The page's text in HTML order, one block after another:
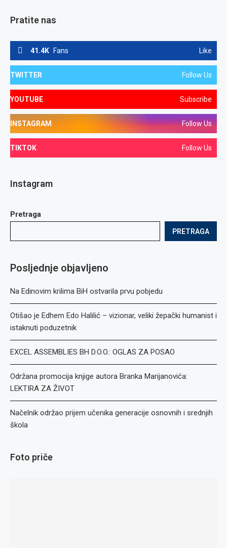
Pratite nas
41.4K Fans Like
TWITTER Follow Us
YOUTUBE Subscribe
INSTAGRAM Follow Us
TIKTOK Follow Us
Instagram
Pretraga
PRETRAGA
Posljednje objavljeno
Na Edinovim krilima BiH ostvarila prvu pobjedu
Otišao je Edhem Edo Halilić – vizionar, veliki žepački humanist i
istaknuti poduzetnik
EXCEL ASSEMBLIES BH D.O.O.: OGLAS ZA POSAO
Održana promocija knjige autora Branka Marijanovića:
LEKTIRA ZA ŽIVOT
Načelnik održao prijem učenika generacije osnovnih i srednjih
škola
Foto priče